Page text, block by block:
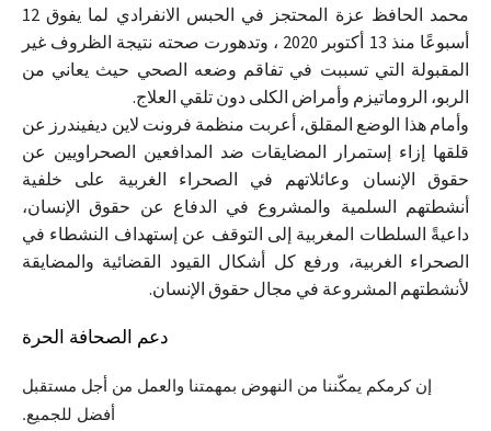
محمد الحافظ عزة المحتجز في الحبس الانفرادي لما يفوق 12
أسبوعًا منذ 13 أكتوبر 2020 ، وتدهورت صحته نتيجة الظروف غير
المقبولة التي تسببت في تفاقم وضعه الصحي حيث يعاني من
الربو، الروماتيزم وأمراض الكلى دون تلقي العلاج.
وأمام هذا الوضع المقلق، أعربت منظمة فرونت لاين ديفيندرز عن
قلقها إزاء إستمرار المضايقات ضد المدافعين الصحراويين عن
حقوق الإنسان وعائلاتهم في الصحراء الغربية على خلفية
أنشطتهم السلمية والمشروع في الدفاع عن حقوق الإنسان،
داعيةً السلطات المغربية إلى التوقف عن إستهداف النشطاء في
الصحراء الغربية، ورفع كل أشكال القيود القضائية والمضايقة
لأنشطتهم المشروعة في مجال حقوق الإنسان.
دعم الصحافة الحرة
إن كرمكم يمكّننا من النهوض بمهمتنا والعمل من أجل مستقبل
أفضل للجميع.